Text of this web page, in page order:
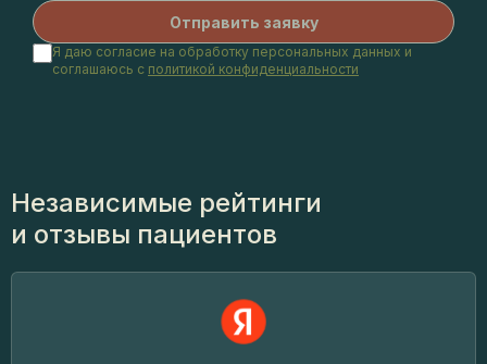
Я даю согласие на обработку персональных данных и
соглашаюсь с политикой конфиденциальности
Независимые рейтинги
и отзывы пациентов